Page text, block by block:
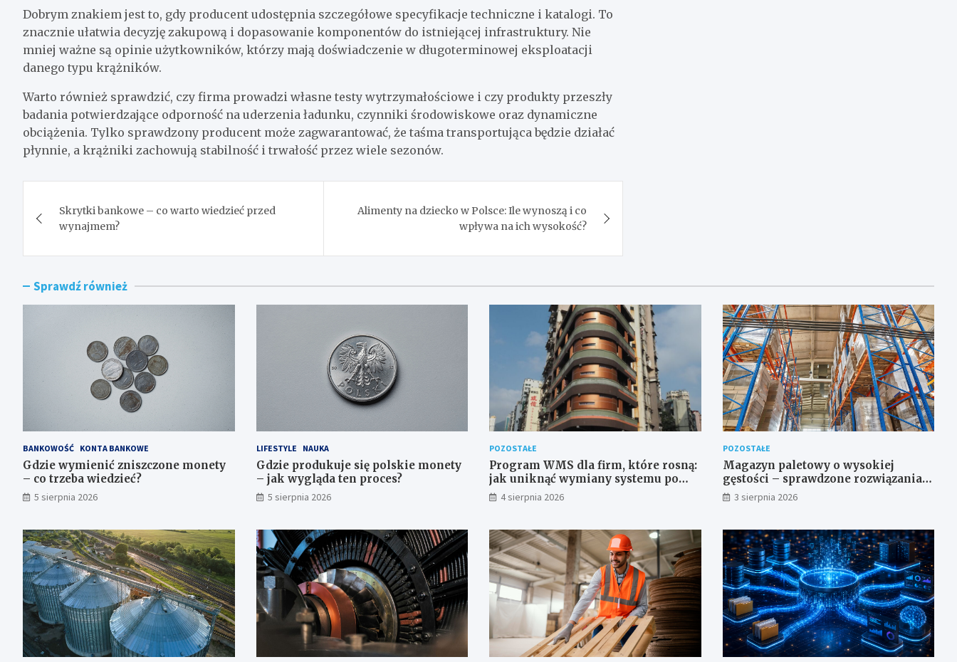
Dobrym znakiem jest to, gdy producent udostępnia szczegółowe specyfikacje techniczne i katalogi. To
znacznie ułatwia decyzję zakupową i dopasowanie komponentów do istniejącej infrastruktury. Nie
mniej ważne są opinie użytkowników, którzy mają doświadczenie w długoterminowej eksploatacji
danego typu krążników.
Warto również sprawdzić, czy firma prowadzi własne testy wytrzymałościowe i czy produkty przeszły
badania potwierdzające odporność na uderzenia ładunku, czynniki środowiskowe oraz dynamiczne
obciążenia. Tylko sprawdzony producent może zagwarantować, że taśma transportująca będzie działać
płynnie, a krążniki zachowują stabilność i trwałość przez wiele sezonów.
wpisu
Skrytki bankowe – co warto wiedzieć przed
wynajmem?
Alimenty na dziecko w Polsce: Ile wynoszą i co
wpływa na ich wysokość?
Sprawdź również
BANKOWOŚĆ KONTA BANKOWE
Gdzie wymienić zniszczone monety
– co trzeba wiedzieć?
5 sierpnia 2026
LIFESTYLE NAUKA
Gdzie produkuje się polskie monety
– jak wygląda ten proces?
5 sierpnia 2026
POZOSTAŁE
Program WMS dla firm, które rosną:
jak uniknąć wymiany systemu po
roku
4 sierpnia 2026
POZOSTAŁE
Magazyn paletowy o wysokiej
gęstości – sprawdzone rozwiązania
regałowe i transportowe dla
wymagających przestrzeni
3 sierpnia 2026